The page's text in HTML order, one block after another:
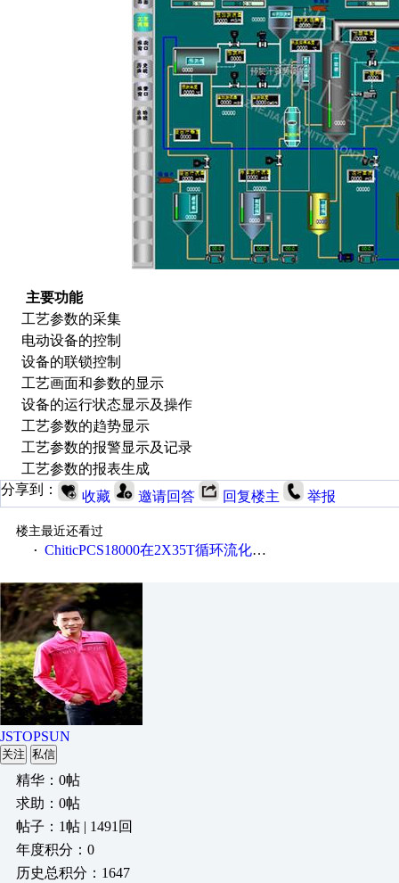
主要功能
工艺参数的采集
电动设备的控制
设备的联锁控制
工艺画面和参数的显示
设备的运行状态显示及操作
工艺参数的趋势显示
工艺参数的报警显示及记录
工艺参数的报表生成
分享到：
收藏 邀请回答 回复楼主 举报
楼主最近还看过
· ChiticPCS18000在2X35T循环流化床锅炉自控改造项目中应用
JSTOPSUN
关注 私信
精华：0帖
求助：0帖
帖子：1帖 | 1491回
年度积分：0
历史总积分：1647